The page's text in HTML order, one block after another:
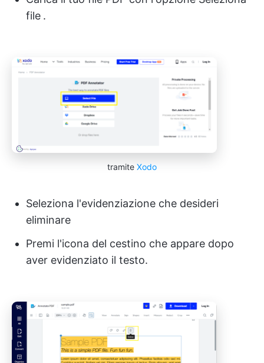
file .
tramite Xodo
Seleziona l'evidenziazione che desideri
eliminare
Premi l'icona del cestino che appare dopo
aver evidenziato il testo.